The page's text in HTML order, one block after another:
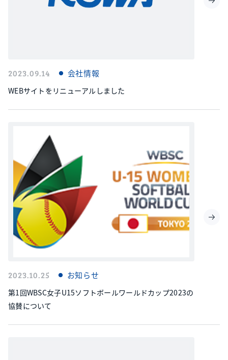
2023.09.14 会社情報
WEBサイトをリニューアルしました
2023.10.25 お知らせ
第1回WBSC女子U15ソフトボールワールドカップ2023の
協賛について